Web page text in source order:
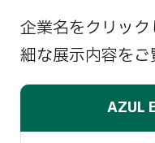
企業名をクリッ
細な展示内容をご
AZUL